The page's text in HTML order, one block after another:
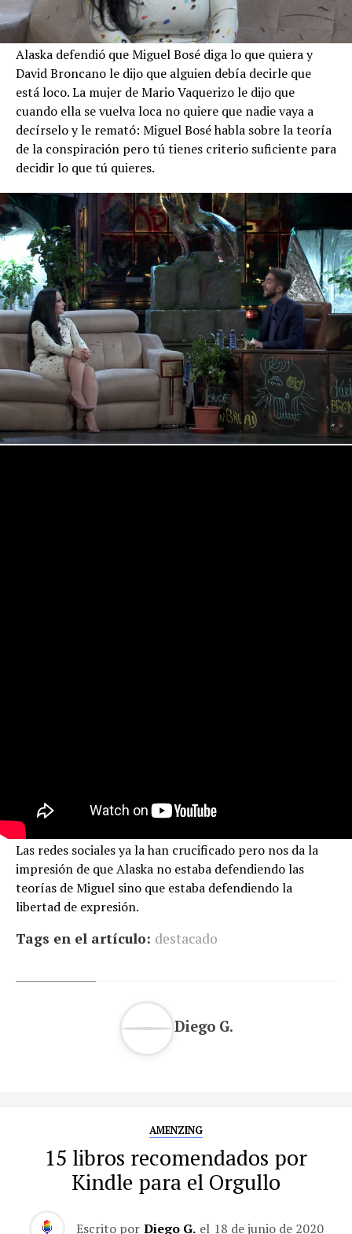
Alaska defendió que Miguel Bosé diga lo que quiera y
David Broncano le dijo que alguien debía decirle que
está loco. La mujer de Mario Vaquerizo le dijo que
cuando ella se vuelva loca no quiere que nadie vaya a
decírselo y le remató: Miguel Bosé habla sobre la teoría
de la conspiración pero tú tienes criterio suficiente para
decidir lo que tú quieres.
Las redes sociales ya la han crucificado pero nos da la
impresión de que Alaska no estaba defendiendo las
teorías de Miguel sino que estaba defendiendo la
libertad de expresión.
Tags en el artículo: destacado
Diego G.
AMENZING
15 libros recomendados por
Kindle para el Orgullo
Escrito por Diego G. el 18 de junio de 2020